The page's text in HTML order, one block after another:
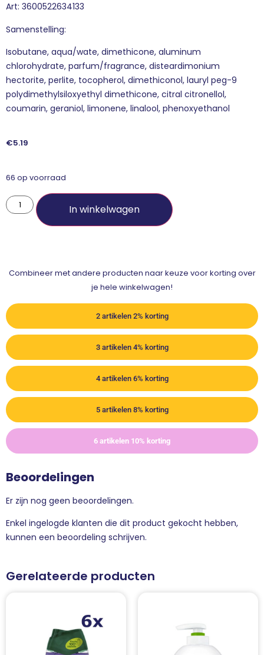
Art: 3600522634133
Samenstelling:
Isobutane, aqua/wate, dimethicone, aluminum
chlorohydrate, parfum/fragrance, disteardimonium
hectorite, perlite, tocopherol, dimethiconol, lauryl peg-9
polydimethylsiloxyethyl dimethicone, citral citronellol,
coumarin, geraniol, limonene, linalool, phenoxyethanol
€5.19
66 op voorraad
In winkelwagen
Combineer met andere producten naar keuze voor korting over
je hele winkelwagen!
2 artikelen 2% korting
3 artikelen 4% korting
4 artikelen 6% korting
5 artikelen 8% korting
6 artikelen 10% korting
Beoordelingen
Er zijn nog geen beoordelingen.
Enkel ingelogde klanten die dit product gekocht hebben,
kunnen een beoordeling schrijven.
Gerelateerde producten